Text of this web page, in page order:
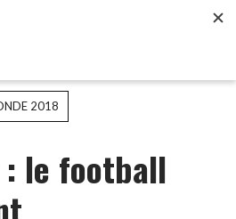
2018
: le football